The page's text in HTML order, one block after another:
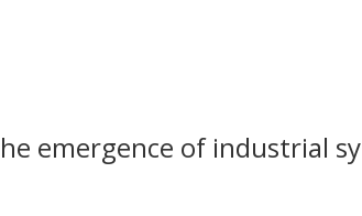
emergence of industrial